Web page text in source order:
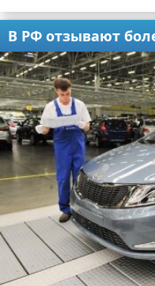
В РФ отзывают